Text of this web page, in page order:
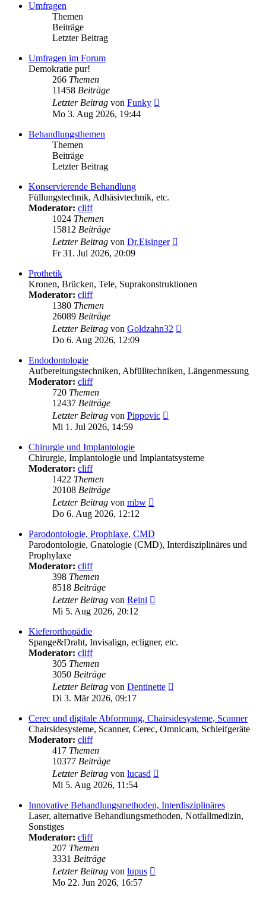
Umfragen
Themen
Beiträge
Letzter Beitrag
Umfragen im Forum
Demokratie pur!
266 Themen
11458 Beiträge
Letzter Beitrag von Funky
Mo 3. Aug 2026, 19:44
Behandlungsthemen
Themen
Beiträge
Letzter Beitrag
Konservierende Behandlung
Füllungstechnik, Adhäsivtechnik, etc.
Moderator: cliff
1024 Themen
15812 Beiträge
Letzter Beitrag von Dr.Eisinger
Fr 31. Jul 2026, 20:09
Prothetik
Kronen, Brücken, Tele, Suprakonstruktionen
Moderator: cliff
1380 Themen
26089 Beiträge
Letzter Beitrag von Goldzahn32
Do 6. Aug 2026, 12:09
Endodontologie
Aufbereitungstechniken, Abfülltechniken, Längenmessung
Moderator: cliff
720 Themen
12437 Beiträge
Letzter Beitrag von Pippovic
Mi 1. Jul 2026, 14:59
Chirurgie und Implantologie
Chirurgie, Implantologie und Implantatsysteme
Moderator: cliff
1422 Themen
20108 Beiträge
Letzter Beitrag von mbw
Do 6. Aug 2026, 12:12
Parodontologie, Prophlaxe, CMD
Parodontologie, Gnatologie (CMD), Interdisziplinäres und
Prophylaxe
Moderator: cliff
398 Themen
8518 Beiträge
Letzter Beitrag von Reini
Mi 5. Aug 2026, 20:12
Kieferorthopädie
Spange&Draht, Invisalign, ecligner, etc.
Moderator: cliff
305 Themen
3050 Beiträge
Letzter Beitrag von Dentinette
Di 3. Mär 2026, 09:17
Cerec und digitale Abformung, Chairsidesysteme, Scanner
Chairsidesysteme, Scanner, Cerec, Omnicam, Schleifgeräte
Moderator: cliff
417 Themen
10377 Beiträge
Letzter Beitrag von lucasd
Mi 5. Aug 2026, 11:54
Innovative Behandlungsmethoden, Interdisziplinäres
Laser, alternative Behandlungsmethoden, Notfallmedizin,
Sonstiges
Moderator: cliff
207 Themen
3331 Beiträge
Letzter Beitrag von lupus
Mo 22. Jun 2026, 16:57